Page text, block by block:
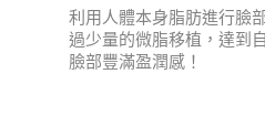
利用人體本身脂肪進行臉
過少量的微脂移植，達到
臉部豐滿盈潤感！